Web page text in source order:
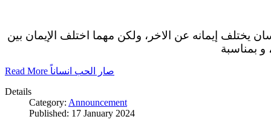
يختلف إيمانه عن الاخر، ولكن مهما اختلف الإيمان بين
و بمناسبة
Read More صار الحب انساناً
Details
Category: Announcement
Published: 17 January 2024